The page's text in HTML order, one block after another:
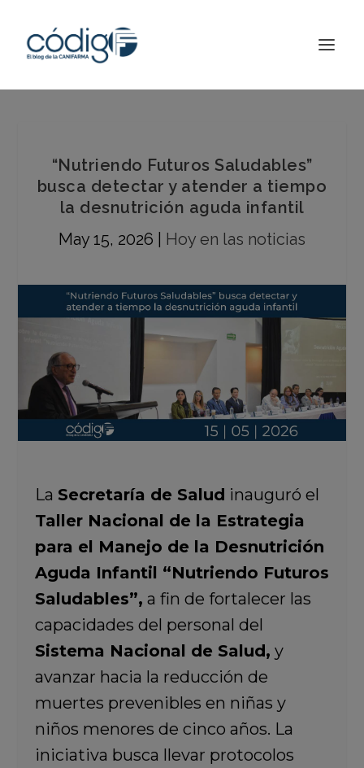
“Nutriendo Futuros Saludables”
busca detectar y atender a tiempo
la desnutrición aguda infantil
May 15, 2026
Hoy en las noticias
La Secretaría de Salud inauguró el
Taller Nacional de la Estrategia
para el Manejo de la Desnutrición
Aguda Infantil “Nutriendo Futuros
Saludables”, a fin de fortalecer las
capacidades del personal del
Sistema Nacional de Salud, y
avanzar hacia la reducción de
muertes prevenibles en niñas y
niños menores de cinco años. La
iniciativa busca llevar protocolos